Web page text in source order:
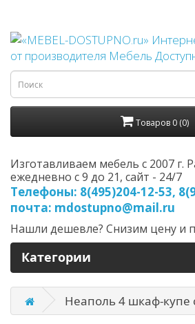
Товаров 0 (0)
Изготавливаем мебель с 2007 г.
ежедневно с 9 до 21, cайт - 24/7
Телефоны: 8(495)204-12-53,
почта: mdostupno@mail.ru
Нашли дешевле? Снизим цену и
Категории
Неаполь 4 шкаф-купе